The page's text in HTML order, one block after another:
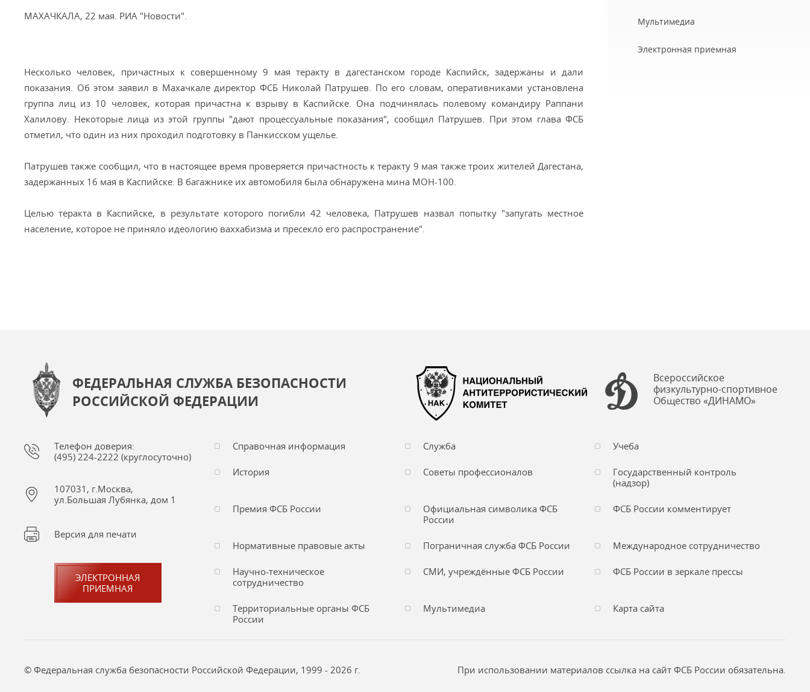
МАХАЧКАЛА, 22 мая. РИА "Новости".
Несколько человек, причастных к совершенному 9 мая теракту в дагестанском городе Каспийск, задержаны и дали
показания. Об этом заявил в Махачкале директор ФСБ Николай Патрушев. По его словам, оперативниками установлена
группа лиц из 10 человек, которая причастна к взрыву в Каспийске. Она подчинялась полевому командиру Раппани
Халилову. Некоторые лица из этой группы "дают процессуальные показания", сообщил Патрушев. При этом глава ФСБ
отметил, что один из них проходил подготовку в Панкисском ущелье.
Патрушев также сообщил, что в настоящее время проверяется причастность к теракту 9 мая также троих жителей Дагестана,
задержанных 16 мая в Каспийске. В багажнике их автомобиля была обнаружена мина МОН-100.
Целью теракта в Каспийске, в результате которого погибли 42 человека, Патрушев назвал попытку "запугать местное
население, которое не приняло идеологию ваххабизма и пресекло его распространение".
Мультимедиа
Электронная приемная
ФЕДЕРАЛЬНАЯ СЛУЖБА БЕЗОПАСНОСТИ
РОССИЙСКОЙ ФЕДЕРАЦИИ
Всероссийское
физкультурно-спортивное
Общество «ДИНАМО»
Телефон доверия:
(495) 224-2222 (круглосуточно)
107031, г.Москва,
ул.Большая Лубянка, дом 1
Версия для печати
ЭЛЕКТРОННАЯ
ПРИЕМНАЯ
Справочная информация Служба Учеба
История Советы профессионалов
Государственный контроль
(надзор)
Премия ФСБ России
Официальная символика ФСБ
России
ФСБ России комментирует
Нормативные правовые акты Пограничная служба ФСБ России Международное сотрудничество
Научно-техническое
сотрудничество
СМИ, учреждённые ФСБ России ФСБ России в зеркале прессы
Территориальные органы ФСБ
России
Мультимедиа Карта сайта
© Федеральная служба безопасности Российской Федерации, 1999 - 2026 г. При использовании материалов ссылка на сайт ФСБ России обязательна.